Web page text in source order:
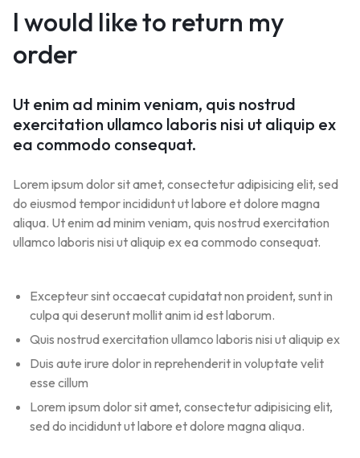
I would like to return my
order
Ut enim ad minim veniam, quis nostrud
exercitation ullamco laboris nisi ut aliquip ex
ea commodo consequat.
Lorem ipsum dolor sit amet, consectetur adipisicing elit, sed
do eiusmod tempor incididunt ut labore et dolore magna
aliqua. Ut enim ad minim veniam, quis nostrud exercitation
ullamco laboris nisi ut aliquip ex ea commodo consequat.
Excepteur sint occaecat cupidatat non proident, sunt in
culpa qui deserunt mollit anim id est laborum.
Quis nostrud exercitation ullamco laboris nisi ut aliquip ex
Duis aute irure dolor in reprehenderit in voluptate velit
esse cillum
Lorem ipsum dolor sit amet, consectetur adipisicing elit,
sed do incididunt ut labore et dolore magna aliqua.